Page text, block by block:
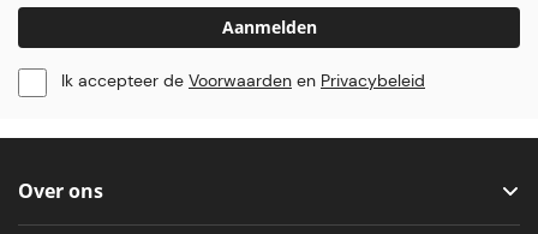
Aanmelden
Ik accepteer de Voorwaarden en Privacybeleid
Over ons